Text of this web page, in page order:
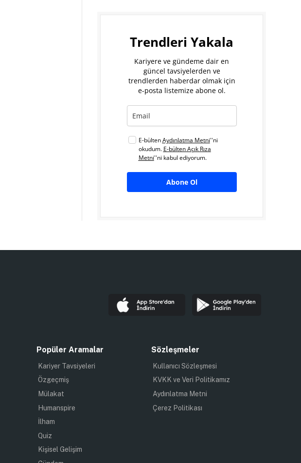
Trendleri Yakala
Kariyere ve gündeme dair en
güncel tavsiyelerden ve
trendlerden haberdar olmak için
e-posta listemize abone ol.
E-bültenAydınlatma Metni''ni
okudum. E-bülten Açık Rıza
Metni''ni kabul ediyorum.
Abone Ol
Popüler Aramalar
Kariyer Tavsiyeleri
Özgeçmiş
Mülakat
Humanspire
İlham
Quiz
Kişisel Gelişim
Sözleşmeler
Kullanıcı Sözleşmesi
KVKK ve Veri Politikamız
Aydınlatma Metni
Çerez Politikası